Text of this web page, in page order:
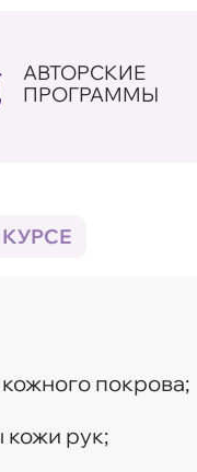
АВТОРСКИЕ
ПРОГРАММЫ
покрова;
рук;